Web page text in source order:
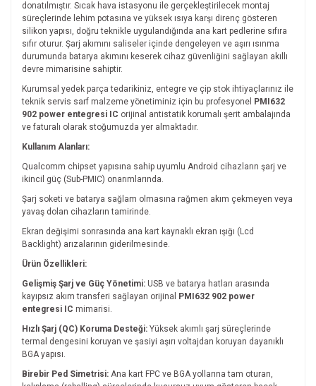
donatılmıştır. Sıcak hava istasyonu ile gerçekleştirilecek montaj
süreçlerinde lehim potasına ve yüksek ısıya karşı direnç gösteren
silikon yapısı, doğru teknikle uygulandığında ana kart pedlerine sıfıra
sıfır oturur. Şarj akımını saliseler içinde dengeleyen ve aşırı ısınma
durumunda batarya akımını keserek cihaz güvenliğini sağlayan akıllı
devre mimarisine sahiptir.
Kurumsal yedek parça tedarikiniz, entegre ve çip stok ihtiyaçlarınız ile
teknik servis sarf malzeme yönetiminiz için bu profesyonel PMI632
902 power entegresi IC orijinal antistatik korumalı şerit ambalajında
ve faturalı olarak stoğumuzda yer almaktadır.
Kullanım Alanları:
Qualcomm chipset yapısına sahip uyumlu Android cihazların şarj ve
ikincil güç (Sub-PMIC) onarımlarında.
Şarj soketi ve batarya sağlam olmasına rağmen akım çekmeyen veya
yavaş dolan cihazların tamirinde.
Ekran değişimi sonrasında ana kart kaynaklı ekran ışığı (Lcd
Backlight) arızalarının giderilmesinde.
Ürün Özellikleri:
Gelişmiş Şarj ve Güç Yönetimi: USB ve batarya hatları arasında
kayıpsız akım transferi sağlayan orijinal
PMI632 902 power
entegresi IC mimarisi.
Hızlı Şarj (QC) Koruma Desteği: Yüksek akımlı şarj süreçlerinde
termal dengesini koruyan ve şasiyi aşırı voltajdan koruyan dayanıklı
BGA yapısı.
Birebir Ped Simetrisi: Ana kart FPC ve BGA yollarına tam oturan,